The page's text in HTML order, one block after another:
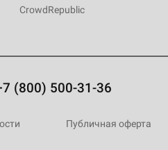
CrowdRepublic
(800) 500-31-36
Публичная оферта